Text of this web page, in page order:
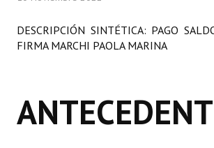
Programas
Constitución Nacional
Constitución Provincial
DESCRIPCIÓN SINTÉTICA: PAGO
FIRMA MARCHI PAOLA MARINA